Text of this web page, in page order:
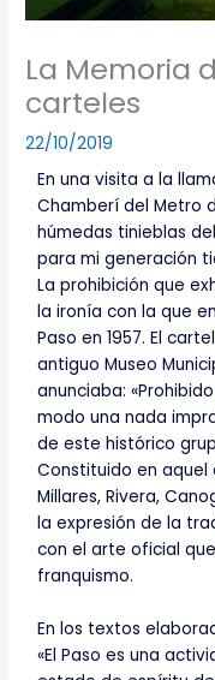
La Memoria
carteles
22/10/2019
En una visita a la
Chamberí del Metro
húmedas tinieblas
para mi generación
La prohibición que
la ironía con la que
Paso en 1957. El
antiguo Museo
anunciaba:
modo una nada
de este histórico
Constituido en aquel
Millares, Rivera,
la expresión de la
con el arte oficial
franquismo.
En los textos
«El Paso es una